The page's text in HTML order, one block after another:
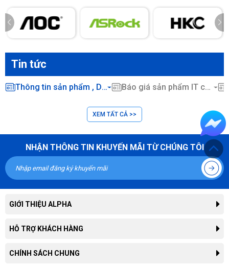
Tin tức
Thông tin sản phẩm , Dịch vụ CNTT ... Báo giá sản phẩm IT chính hãng
XEM TẤT CẢ >>
NHẬN THÔNG TIN KHUYẾN MÃI TỪ CHÚNG TÔI
GIỚI THIỆU ALPHA
Giới thiệu công ty
Thông tin tuyển dụng
HỖ TRỢ KHÁCH HÀNG
Tra cứu đơn hàng
CHÍNH SÁCH CHUNG